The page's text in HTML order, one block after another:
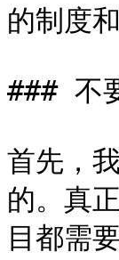
的制度
### 不
首先，
的。真
目都需